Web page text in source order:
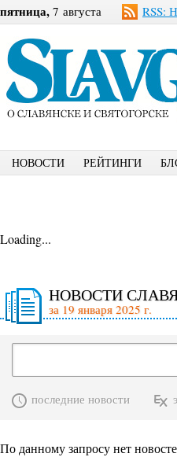
пятница, 7 августа RSS:
НОВОСТИ РЕЙТИНГИ
Loading...
НОВОСТИ
за 19 января 2025 г.
последние новости
По данному запросу нет